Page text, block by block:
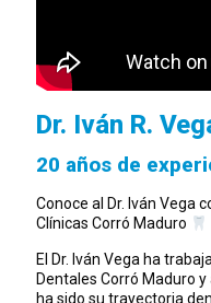
Dr. Iván R.
20 años de
Conoce al Dr. Iván Vega
Clínicas Corró Maduro
El Dr. Iván Vega ha
Dentales Corró Maduro
ha sido su trayectoria